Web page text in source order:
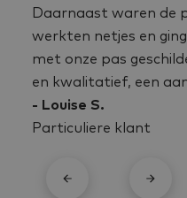
Daarnaast waren de
werkten netjes en
met onze pas
en kwalitatief, een
- Louise S.
Particuliere klant